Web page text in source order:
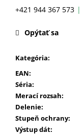
+421 944 367 573
Kategória:
EAN:
Séria:
Merací rozsah:
Delenie:
Stupeň ochrany:
Výstup dát:
Opýtať sa